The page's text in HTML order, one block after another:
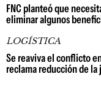
FNC planteó que
eliminar algunos
LOGÍSTICA
Se reaviva el conflicto
reclama reducción de